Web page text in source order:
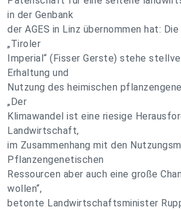
in der Genbank
der AGES in Linz übernommen hat:
„Tiroler
Imperial“ (Fisser Gerste) stehe
Erhaltung und
Nutzung des heimischen
„Der
Klimawandel ist eine riesige
Landwirtschaft,
im Zusammenhang mit den
Pflanzengenetischen
Ressourcen aber auch eine große
wollen“,
betonte Landwirtschaftsminister